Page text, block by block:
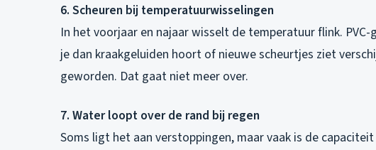
6. Scheuren bij temperatuurwisselingen
In het voorjaar en najaar wisselt de temperatuur flink.
je dan kraakgeluiden hoort of nieuwe scheurtjes ziet
geworden. Dat gaat niet meer over.
7. Water loopt over de rand bij regen
Soms ligt het aan verstoppingen, maar vaak is de